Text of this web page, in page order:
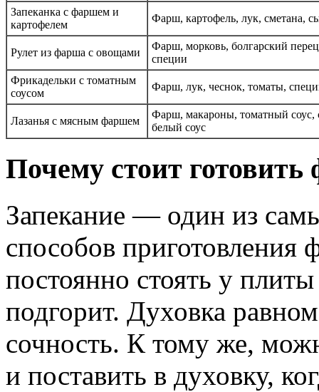
Запеканка с фаршем и
картофелем
Фарш, картофель, лук, сметана,
Рулет из фарша с овощами
Фарш, морковь, болгарский
специи
Фрикадельки с томатным
соусом
Фарш, лук, чеснок, томаты,
Лазанья с мясным фаршем
Фарш, макароны, томатный соус,
белый соус
Почему стоит
Запекание — один из
способов
постоянно стоять у
подгорит. Духовка
сочность. К тому же,
и поставить в духовку,